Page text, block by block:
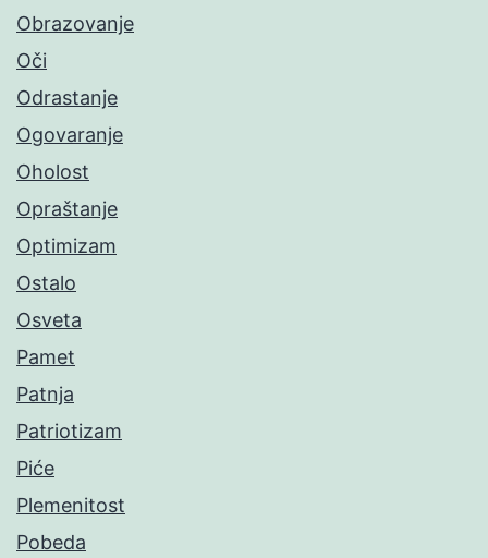
Obrazovanje
Oči
Odrastanje
Ogovaranje
Oholost
Opraštanje
Optimizam
Ostalo
Osveta
Pamet
Patnja
Patriotizam
Piće
Plemenitost
Pobeda